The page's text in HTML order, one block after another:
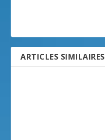
ARTICLES SIMILAIRES